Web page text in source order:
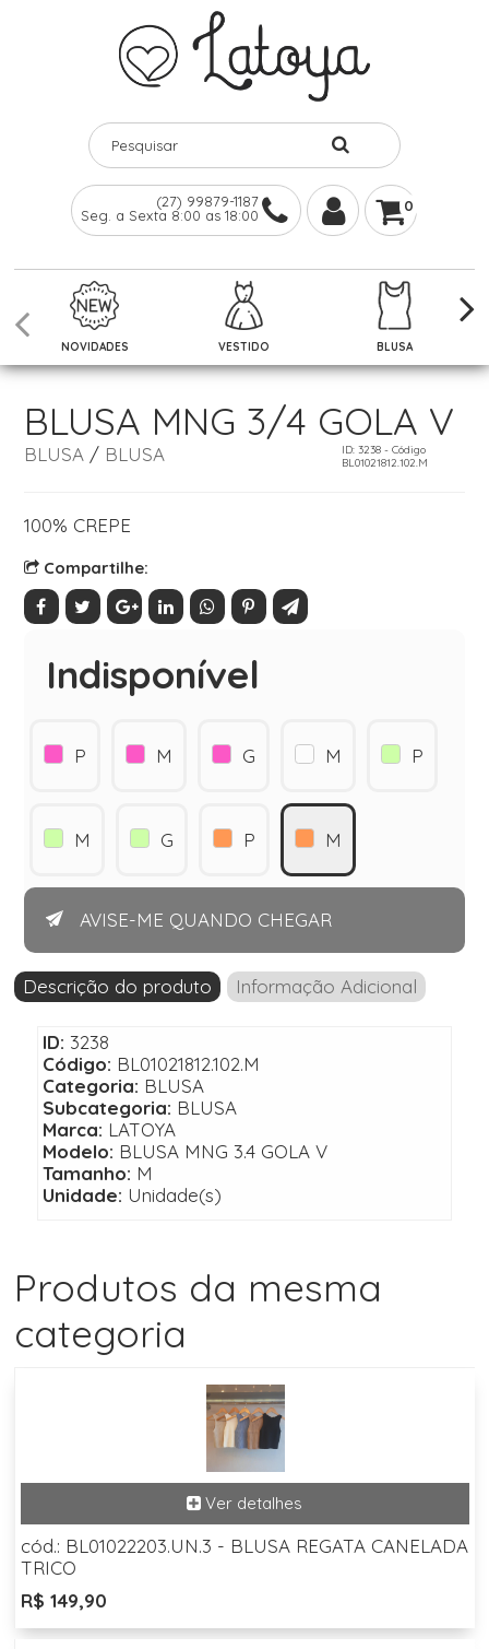
(27) 99879-1187
Seg. a Sexta 8:00 as 18:00
0
NOVIDADES VESTIDO BLUSA
BLUSA MNG 3/4 GOLA V
BLUSA/ BLUSA
ID: 3238 - Código
BL01021812.102.M
100% CREPE
Compartilhe:
Indisponível
P M G M P
M G P M
AVISE-ME QUANDO CHEGAR
Descrição do produto Informação Adicional
ID: 3238
Código: BL01021812.102.M
Categoria: BLUSA
Subcategoria: BLUSA
Marca: LATOYA
Modelo: BLUSA MNG 3.4 GOLA V
Tamanho: M
Unidade: Unidade(s)
Produtos da mesma
categoria
cód.: BL01022203.UN.3 - BLUSA REGATA CANELADA
TRICO
R$ 149,90